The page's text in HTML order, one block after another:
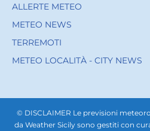
ALLERTE METEO
METEO NEWS
TERREMOTI
METEO LOCALITÀ - CITY NEWS
© DISCLAIMER Le previsioni
da Weather Sicily sono gestiti con